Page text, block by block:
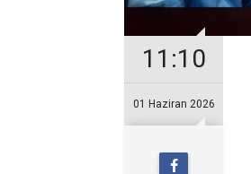
11:10
01 Haziran 2026